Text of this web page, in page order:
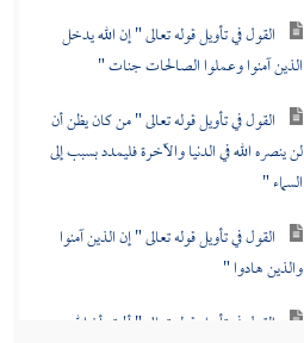
القول في تأويل قوله تعالى " إن الله يدخل
الذين آمنوا وعملوا الصالحات جنات "
القول في تأويل قوله تعالى " من كان يظن أن
لن ينصره الله في الدنيا والآخرة فليمدد بسبب إلى
السماء "
القول في تأويل قوله تعالى " إن الذين آمنوا
والذين هادوا "
القول في تأويل قوله تعالى " ألم تر أن الله